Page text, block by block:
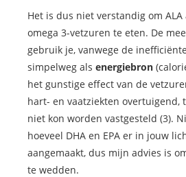
Het is dus niet verstandig om
omega 3-vetzuren te eten. De
gebruik je, vanwege de
simpelweg als energiebron
het gunstige effect van de
hart- en vaatziekten overtuigend,
niet kon worden vastgesteld (3).
hoeveel DHA en EPA er in jouw
aangemaakt, dus mijn advies is
te wedden.